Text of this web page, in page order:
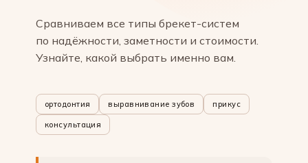
Сравниваем все типы брекет-систем
по надёжности, заметности и стоимости.
Узнайте, какой выбрать именно вам.
ортодонтия выравнивание зубов прикус
консультация